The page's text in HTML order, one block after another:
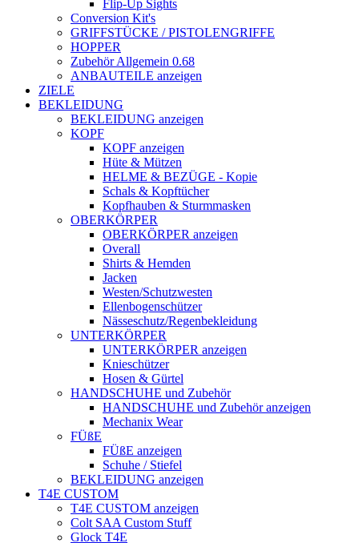
Flip-Up Sights
Conversion Kit's
GRIFFSTÜCKE / PISTOLENGRIFFE
HOPPER
Zubehör Allgemein 0.68
ANBAUTEILE anzeigen
ZIELE
BEKLEIDUNG
BEKLEIDUNG anzeigen
KOPF
KOPF anzeigen
Hüte & Mützen
HELME & BEZÜGE - Kopie
Schals & Kopftücher
Kopfhauben & Sturmmasken
OBERKÖRPER
OBERKÖRPER anzeigen
Overall
Shirts & Hemden
Jacken
Westen/Schutzwesten
Ellenbogenschützer
Nässeschutz/Regenbekleidung
UNTERKÖRPER
UNTERKÖRPER anzeigen
Knieschützer
Hosen & Gürtel
HANDSCHUHE und Zubehör
HANDSCHUHE und Zubehör anzeigen
Mechanix Wear
FÜßE
FÜßE anzeigen
Schuhe / Stiefel
BEKLEIDUNG anzeigen
T4E CUSTOM
T4E CUSTOM anzeigen
Colt SAA Custom Stuff
Glock T4E